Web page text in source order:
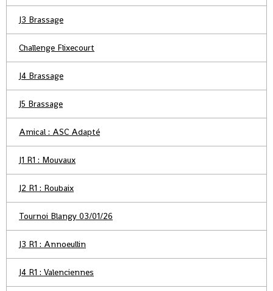
J3 Brassage
Challenge Flixecourt
J4 Brassage
J5 Brassage
Amical : ASC Adapté
J1 R1 : Mouvaux
J2 R1 : Roubaix
Tournoi Blangy 03/01/26
J3 R1 : Annoeullin
J4 R1 : Valenciennes